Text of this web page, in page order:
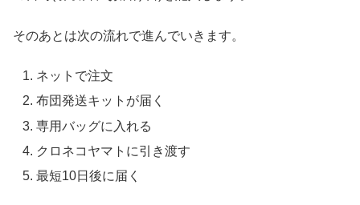
そのあとは次の流れで進んでいきます。
ネットで注文
布団発送キットが届く
専用バッグに入れる
クロネコヤマトに引き渡す
最短10日後に届く